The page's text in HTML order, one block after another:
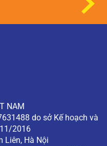
NAM
do sở Kế hoạch và
2016
Liên, Hà Nội